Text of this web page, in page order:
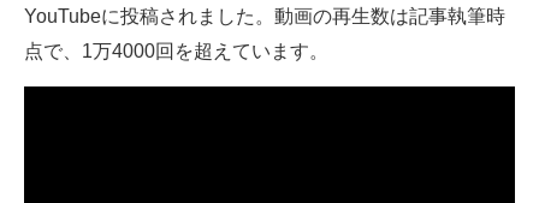
スマホと通信の最新トレンド
進化するPCとデバイスの未来
YouTubeに投稿されました。動画の再生数は記事執筆時
点で、1万4000回を超えています。